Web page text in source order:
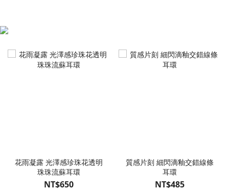
花雨凝露 光澤感珍珠花透明
珠珠流蘇耳環
NT$650
質感片刻 細閃滴釉交錯線條
耳環
NT$485